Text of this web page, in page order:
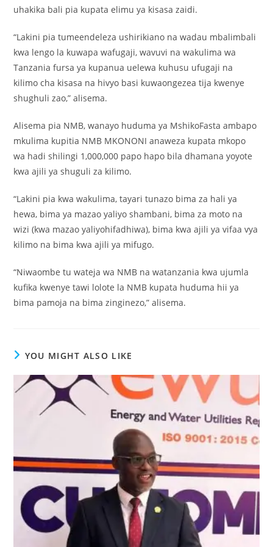
uhakika bali pia kupata elimu ya kisasa zaidi.
“Lakini pia tumeendeleza ushirikiano na wadau mbalimbali
kwa lengo la kuwapa wafugaji, wavuvi na wakulima wa
Tanzania fursa ya kupanua uelewa kuhusu ufugaji na
kilimo cha kisasa na hivyo basi kuwaongezea tija kwenye
shughuli zao,” alisema.
Alisema pia NMB, wanayo huduma ya MshikoFasta ambapo
mkulima kupitia NMB MKONONI anaweza kupata mkopo
wa hadi shilingi 1,000,000 papo hapo bila dhamana yoyote
kwa ajili ya shuguli za kilimo.
“Lakini pia kwa wakulima, tayari tunazo bima za hali ya
hewa, bima ya mazao yaliyo shambani, bima za moto na
wizi (kwa mazao yaliyohifadhiwa), bima kwa ajili ya vifaa vya
kilimo na bima kwa ajili ya mifugo.
“Niwaombe tu wateja wa NMB na watanzania kwa ujumla
kufika kwenye tawi lolote la NMB kupata huduma hii ya
bima pamoja na bima zinginezo,” alisema.
YOU MIGHT ALSO LIKE